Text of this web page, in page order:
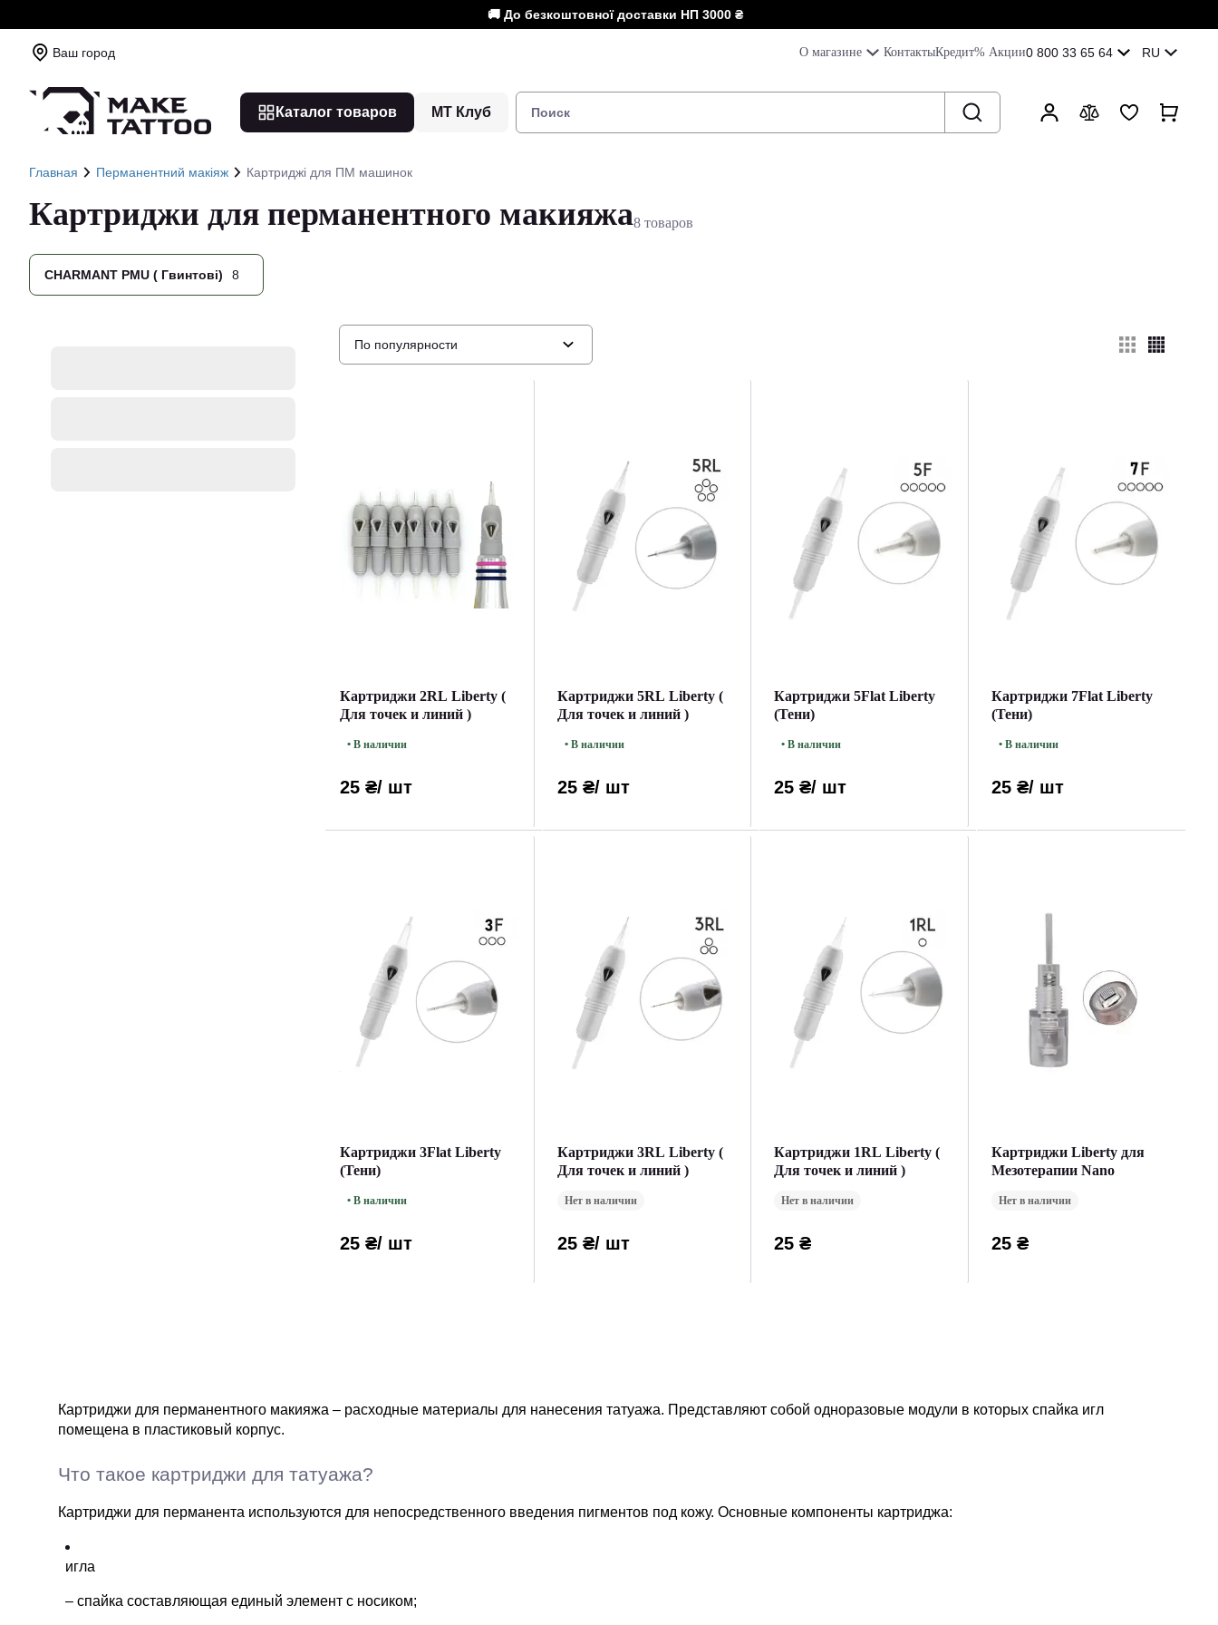
🚚 До безкоштовної доставки НП 3000 ₴
Ваш город О магазине КонтактыКредит% Акции0 800 33 65 64 RU
Каталог товаров МТ Клуб
Главная Перманентний макіяж Картриджі для ПМ машинок
Картриджи для перманентного макияжа8 товаров
CHARMANT PMU ( Гвинтові) 8
По популярности
Картриджи 2RL Liberty (
Для точек и линий )
• В наличии
25 ₴/ шт
Картриджи 5RL Liberty (
Для точек и линий )
• В наличии
25 ₴/ шт
Картриджи 5Flat Liberty
(Тени)
• В наличии
25 ₴/ шт
Картриджи 7Flat Liberty
(Тени)
• В наличии
25 ₴/ шт
Картриджи 3Flat Liberty
(Тени)
• В наличии
25 ₴/ шт
Картриджи 3RL Liberty (
Для точек и линий )
Нет в наличии
25 ₴/ шт
Картриджи 1RL Liberty (
Для точек и линий )
Нет в наличии
25 ₴
Картриджи Liberty для
Мезотерапии Nano
Нет в наличии
25 ₴
Картриджи для перманентного макияжа – расходные материалы для нанесения татуажа. Представляют собой одноразовые модули в которых спайка игл
помещена в пластиковый корпус.
Что такое картриджи для татуажа?
Картриджи для перманента используются для непосредственного введения пигментов под кожу. Основные компоненты картриджа:
игла
– спайка составляющая единый элемент с носиком;